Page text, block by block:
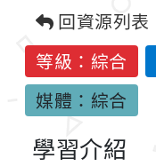
回資源列表
等級：綜合
媒體：綜合
學習介紹